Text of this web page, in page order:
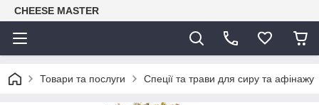
CHEESE MASTER
Товари та послуги Спеції та трави для сиру та афінажу